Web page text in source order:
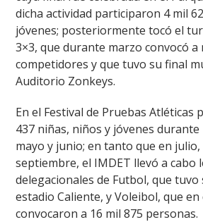
dicha actividad participaron 4 mil
jóvenes; posteriormente tocó el
3×3, que durante marzo convocó a
competidores y que tuvo su final
Auditorio Zonkeys.
En el Festival de Pruebas Atléticas
437 niñas, niños y jóvenes durante
mayo y junio; en tanto que en
septiembre, el IMDET llevó a cabo
delegacionales de Futbol, que tuvo
estadio Caliente, y Voleibol, que
convocaron a 16 mil 875 personas.